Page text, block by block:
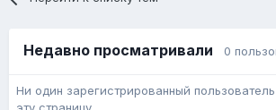
Недавно просматривали 0
Ни один зарегистрированный